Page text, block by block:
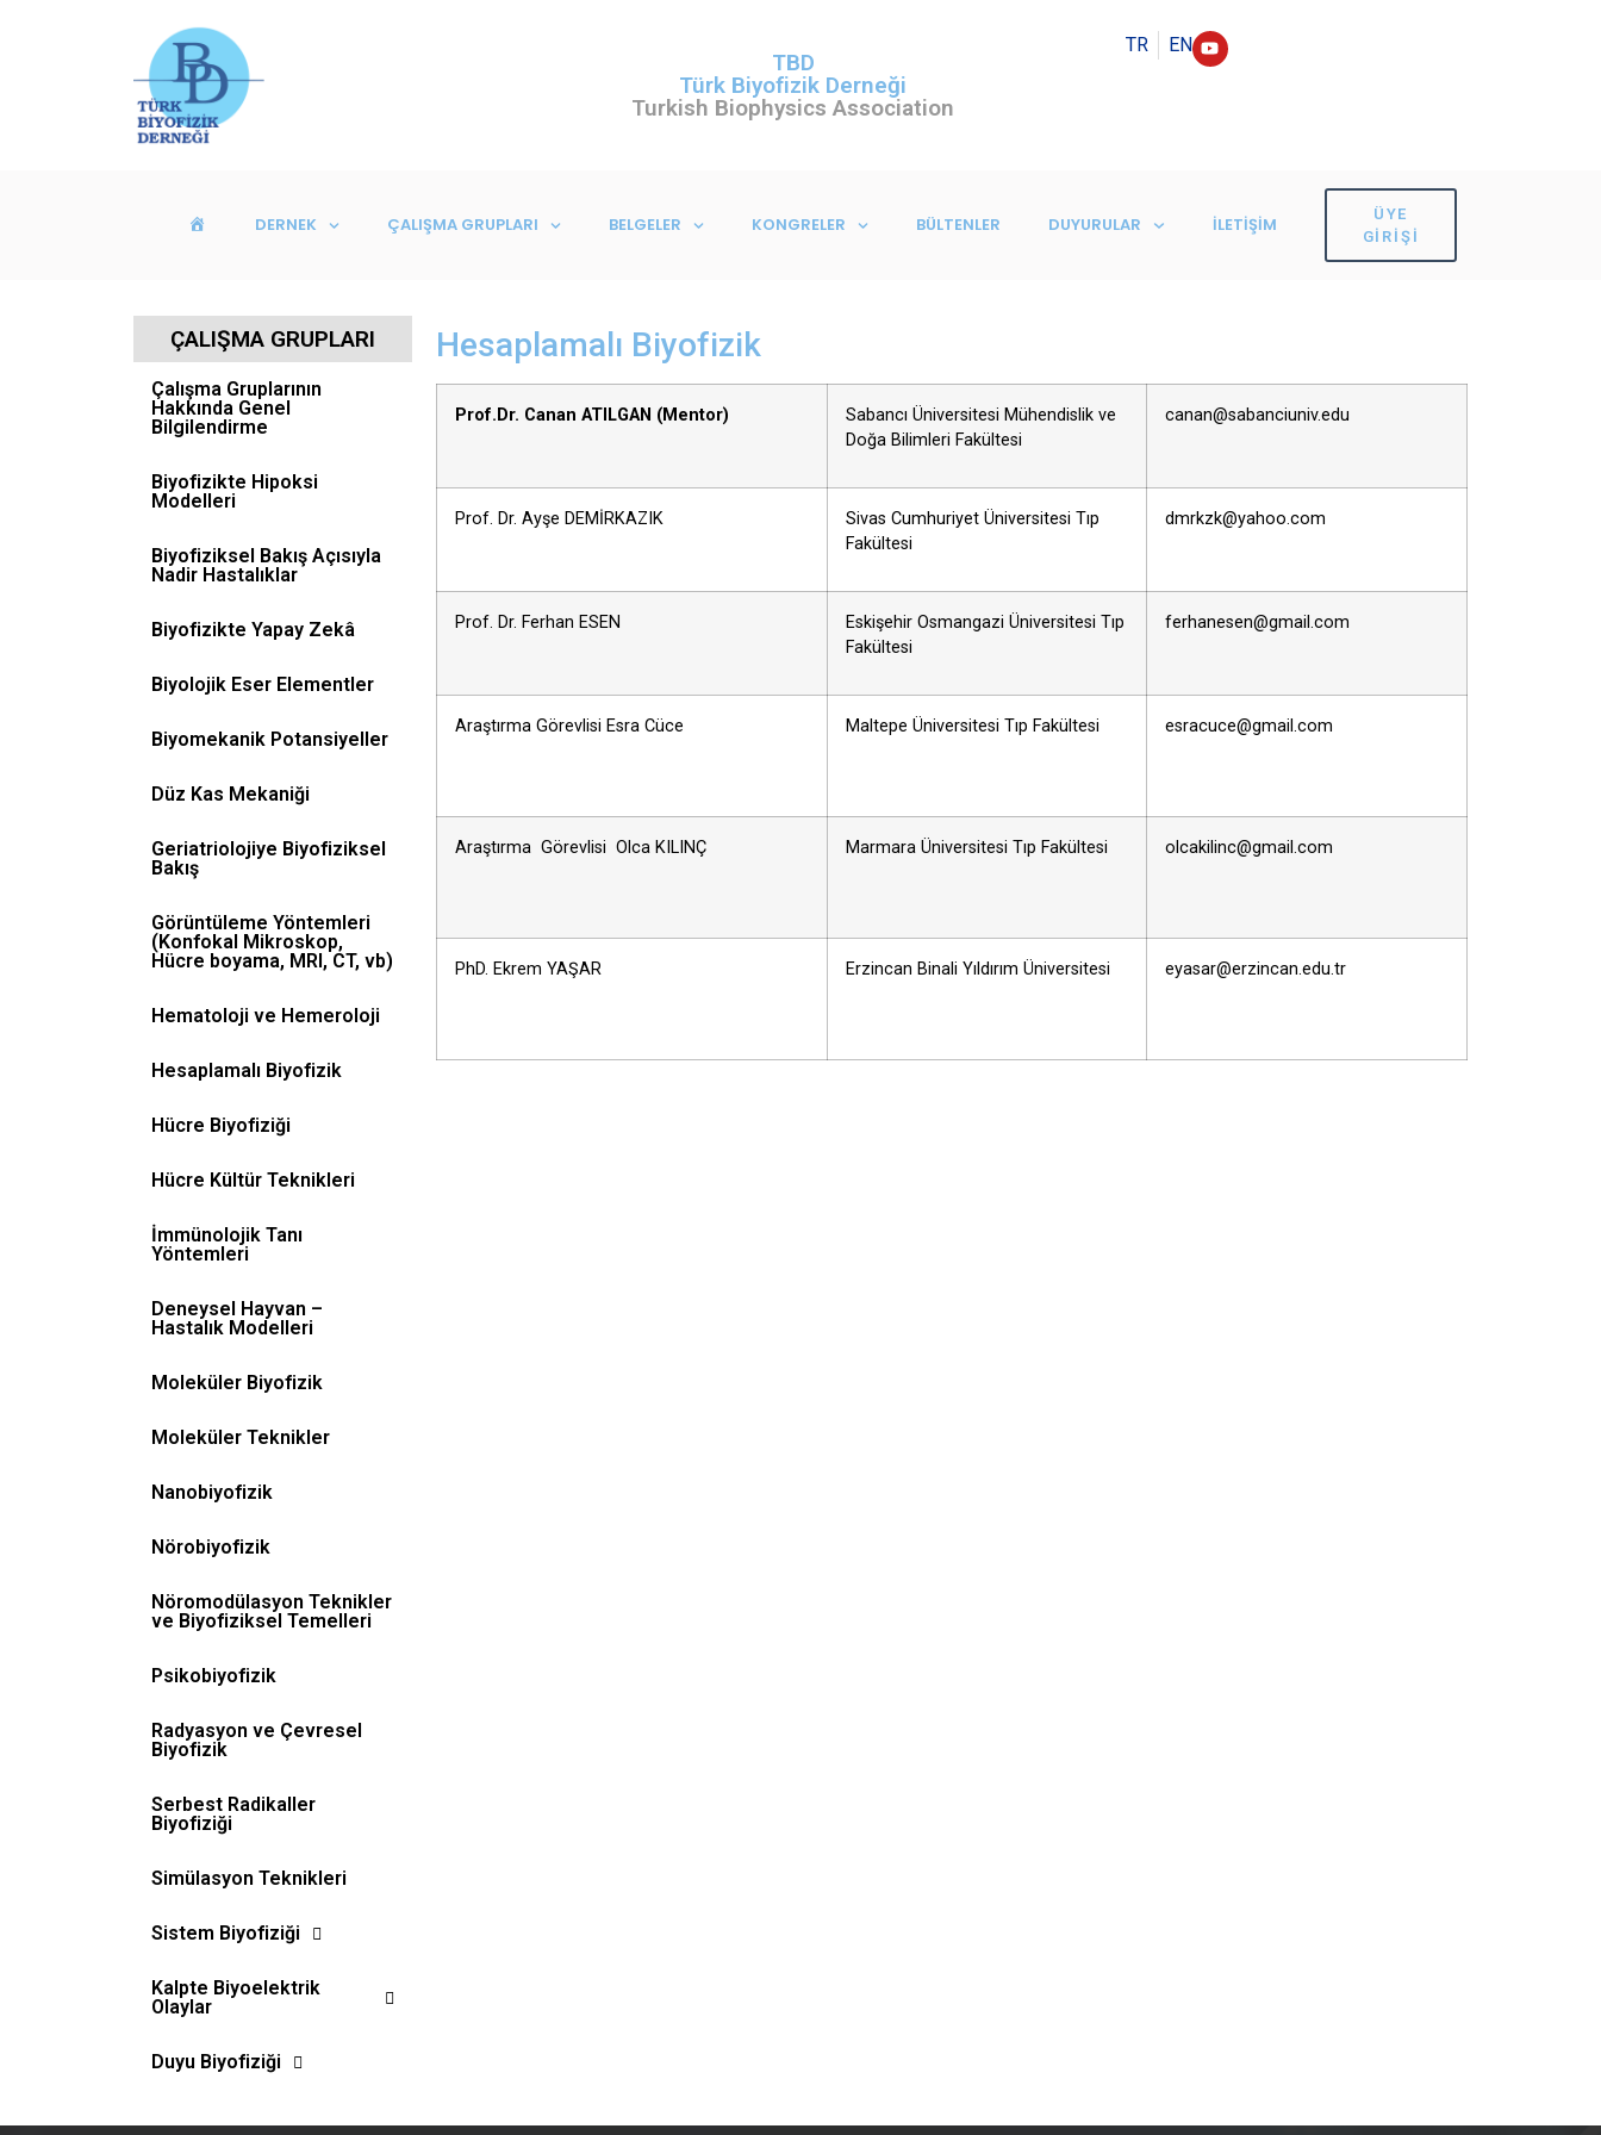
TBD
Türk Biyofizik Derneği
Turkish Biophysics Association
TR EN
ANASAYFADERNEK ÇALIŞMA GRUPLARI BELGELER KONGRELER BÜLTENLER DUYURULAR İLETIŞIM
ÜYE
GIRIŞI
ÇALIŞMA GRUPLARI
Çalışma Gruplarının
Hakkında Genel
Bilgilendirme
Biyofizikte Hipoksi
Modelleri
Biyofiziksel Bakış Açısıyla
Nadir Hastalıklar
Biyofizikte Yapay Zekâ
Biyolojik Eser Elementler
Biyomekanik Potansiyeller
Düz Kas Mekaniği
Geriatriolojiye Biyofiziksel
Bakış
Görüntüleme Yöntemleri
(Konfokal Mikroskop,
Hücre boyama, MRI, CT, vb)
Hematoloji ve Hemeroloji
Hesaplamalı Biyofizik
Hücre Biyofiziği
Hücre Kültür Teknikleri
İmmünolojik Tanı
Yöntemleri
Deneysel Hayvan –
Hastalık Modelleri
Moleküler Biyofizik
Moleküler Teknikler
Nanobiyofizik
Nörobiyofizik
Nöromodülasyon Teknikler
ve Biyofiziksel Temelleri
Psikobiyofizik
Radyasyon ve Çevresel
Biyofizik
Serbest Radikaller
Biyofiziği
Simülasyon Teknikleri
Sistem Biyofiziği
Kalpte Biyoelektrik
Olaylar
Duyu Biyofiziği
Hesaplamalı Biyofizik
Prof.Dr. Canan ATILGAN (Mentor)
Sabancı Üniversitesi Mühendislik ve
Doğa Bilimleri Fakültesi
canan@sabanciuniv.edu
Prof. Dr. Ayşe DEMİRKAZIK
Sivas Cumhuriyet Üniversitesi Tıp
Fakültesi
dmrkzk@yahoo.com
Prof. Dr. Ferhan ESEN
Eskişehir Osmangazi Üniversitesi Tıp
Fakültesi
ferhanesen@gmail.com
Araştırma Görevlisi Esra Cüce Maltepe Üniversitesi Tıp Fakültesi esracuce@gmail.com
Araştırma Görevlisi Olca KILINÇ Marmara Üniversitesi Tıp Fakültesi olcakilinc@gmail.com
PhD. Ekrem YAŞAR Erzincan Binali Yıldırım Üniversitesi eyasar@erzincan.edu.tr